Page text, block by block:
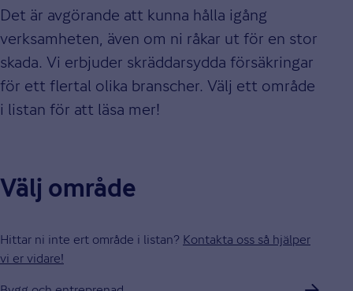
Det är avgörande att kunna hålla igång
verksamheten, även om ni råkar ut för en stor
skada. Vi erbjuder skräddarsydda försäkringar
för ett flertal olika branscher. Välj ett område
i listan för att läsa mer!
Välj område
Hittar ni inte ert område i listan? Kontakta oss så hjälper
vi er vidare!